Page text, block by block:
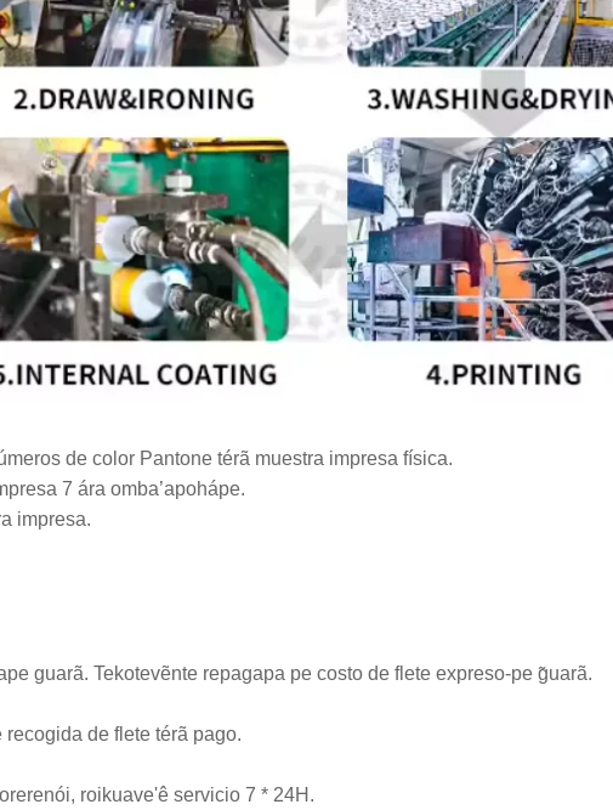
de color Pantone térã muestra impresa física.
7 ára omba’apohápe.
impresa.
guarã. Tekotevẽnte repagapa pe costo de flete expreso-pe g̃uarã.
de flete térã pago.
roikuave'ê servicio 7 * 24H.